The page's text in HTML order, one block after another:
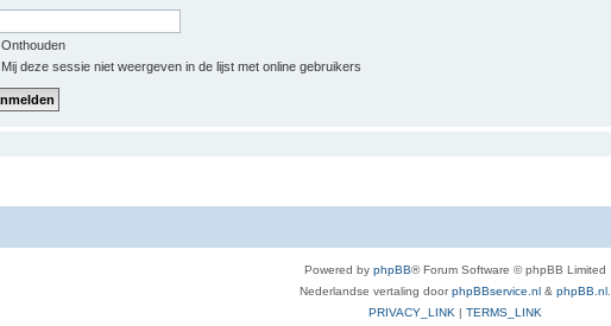
Onthouden
Mij deze sessie niet weergeven in de lijst met online gebruikers
Powered by phpBB® Forum Software © phpBB Limited
Nederlandse vertaling doorphpBBservice.nl & phpBB.nl.
PRIVACY_LINK | TERMS_LINK